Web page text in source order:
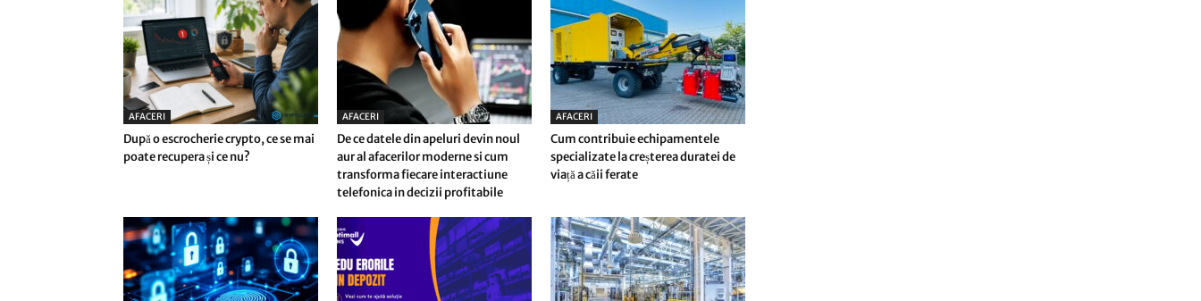
AFACERI
După o escrocherie crypto, ce se mai
poate recupera și ce nu?
AFACERI
De ce datele din apeluri devin noul
aur al afacerilor moderne si cum
transforma fiecare interactiune
telefonica in decizii profitabile
AFACERI
Cum contribuie echipamentele
specializate la creșterea duratei de
viață a căii ferate